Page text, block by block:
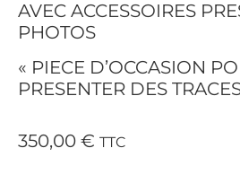
AVEC ACCESSOIRES
PHOTOS
« PIECE D’OCCASION
PRESENTER DES
350,00 € TTC